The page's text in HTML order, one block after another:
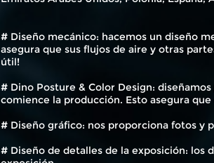
# Diseño mecánico: hacemos un diseño
asegura que sus flujos de aire y otras
útil!
# Dino Posture & Color Design:
comience la producción. Esto asegura
# Diseño gráfico: nos proporciona fotos y
# Diseño de detalles de la exposición: los